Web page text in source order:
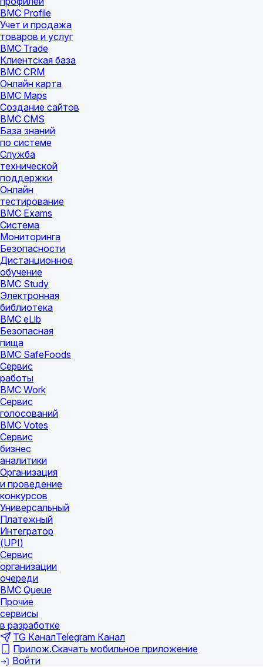
BMC Profile
Учет и продажа
товаров и услуг
BMC Trade
Клиентская база
BMC CRM
Онлайн карта
BMC Maps
Создание сайтов
BMC CMS
База знаний
по системе
Служба
технической
поддержки
Онлайн
тестирование
BMC Exams
Система
Мониторинга
Безопасности
Дистанционное
обучение
BMC Study
Электронная
библиотека
BMC eLib
Безопасная
пища
BMC SafeFoods
Сервис
работы
BMC Work
Сервис
голосований
BMC Votes
Сервис
бизнес
аналитики
Организация
и проведение
конкурсов
Универсальный
Платежный
Интегратор
(UPI)
Сервис
организации
очереди
BMC Queue
Прочие
сервисы
в разработке
TG КаналTelegram Канал
Прилож.Скачать мобильное приложение
Войти